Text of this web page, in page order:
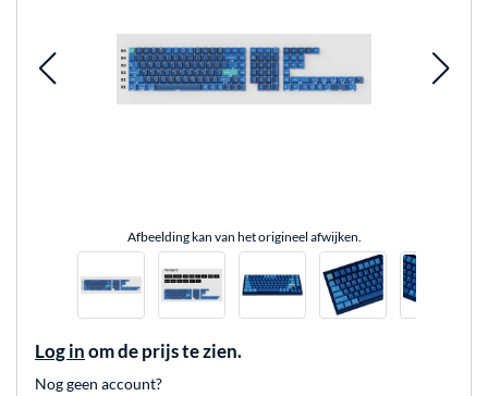
Afbeelding kan van het origineel afwijken.
Log in om de prijs te zien.
Nog geen account?